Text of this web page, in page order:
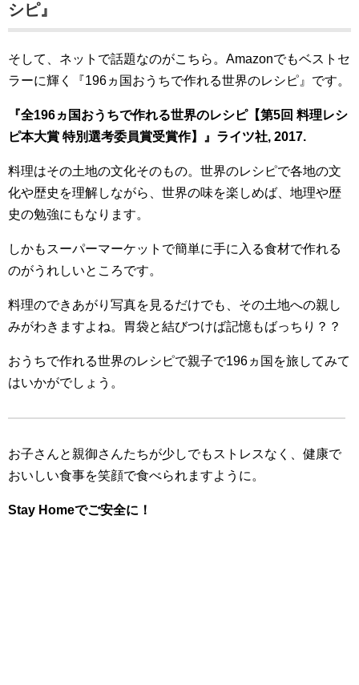
シピ』
そして、ネットで話題なのがこちら。Amazonでもベストセ
ラーに輝く『196ヵ国おうちで作れる世界のレシピ』です。
『全196ヵ国おうちで作れる世界のレシピ【第5回 料理レシ
ピ本大賞 特別選考委員賞受賞作】』ライツ社, 2017.
料理はその土地の文化そのもの。世界のレシピで各地の文
化や歴史を理解しながら、世界の味を楽しめば、地理や歴
史の勉強にもなります。
しかもスーパーマーケットで簡単に手に入る食材で作れる
のがうれしいところです。
料理のできあがり写真を見るだけでも、その土地への親し
みがわきますよね。胃袋と結びつけば記憶もばっちり？？
おうちで作れる世界のレシピで親子で196ヵ国を旅してみて
はいかがでしょう。
お子さんと親御さんたちが少しでもストレスなく、健康で
おいしい食事を笑顔で食べられますように。
Stay Homeでご安全に！